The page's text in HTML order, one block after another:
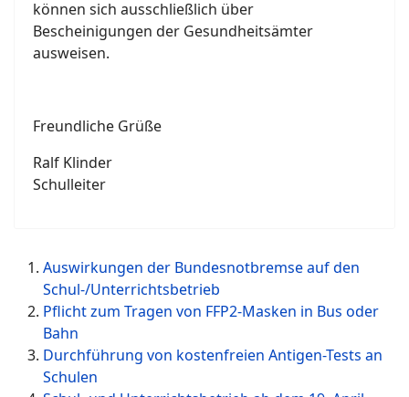
können sich ausschließlich über
Bescheinigungen der Gesundheitsämter
ausweisen.
Freundliche Grüße
Ralf Klinder
Schulleiter
Auswirkungen der Bundesnotbremse auf den
Schul-/Unterrichtsbetrieb
Pflicht zum Tragen von FFP2-Masken in Bus oder
Bahn
Durchführung von kostenfreien Antigen-Tests an
Schulen